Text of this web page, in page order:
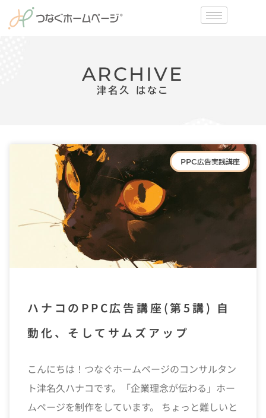
ARCHIVE
津名久 はなこ
PPC広告実践講座
ハナコのPPC広告講座(第5講) 自
動化、そしてサムズアップ
こんにちは！つなぐホームページのコンサルタン
ト津名久ハナコです。「企業理念が伝わる」ホー
ムページを制作をしています。 ちょっと難しいと